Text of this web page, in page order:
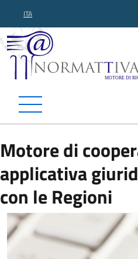
ITA
Normattiva
Motore di
applicativa
con le Regioni